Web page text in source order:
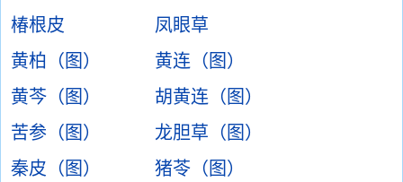
椿根皮
凤眼草
黄柏（图）
黄连（图）
黄芩（图）
胡黄连（图）
苦参（图）
龙胆草（图）
秦皮（图）
猪苓（图）